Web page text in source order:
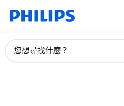
您想尋找什麼？